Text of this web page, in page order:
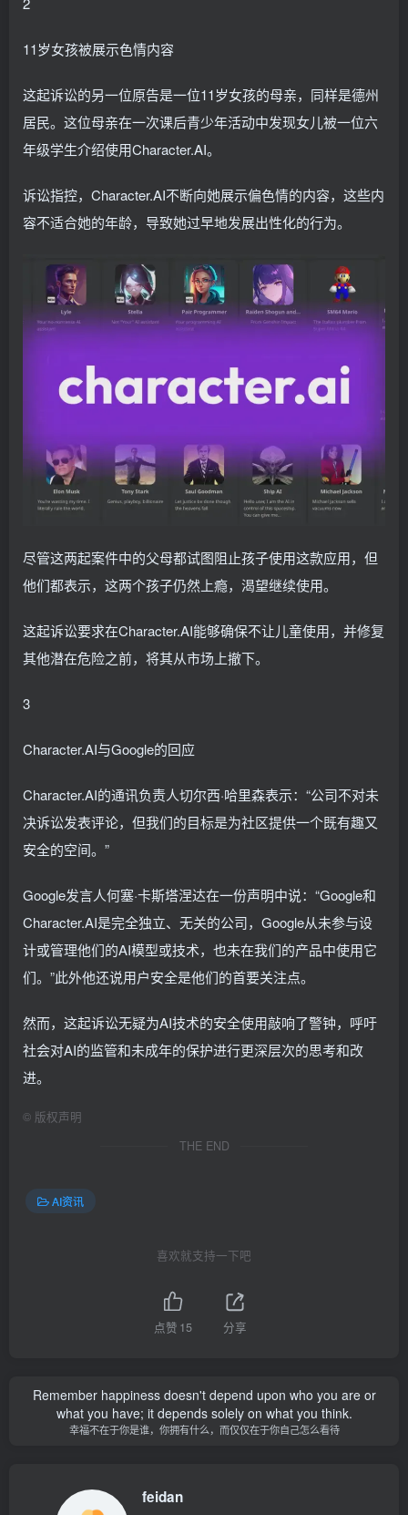
11岁女孩被展示色情内容
这起诉讼的另一位原告是一位11岁女孩的母亲，同样是德州
居民。这位母亲在一次课后青少年活动中发现女儿被一位六
年级学生介绍使用Character.AI。
诉讼指控，Character.AI不断向她展示偏色情的内容，这些内
容不适合她的年龄，导致她过早地发展出性化的行为。
尽管这两起案件中的父母都试图阻止孩子使用这款应用，但
他们都表示，这两个孩子仍然上瘾，渴望继续使用。
这起诉讼要求在Character.AI能够确保不让儿童使用，并修复
其他潜在危险之前，将其从市场上撤下。
3
Character.AI与Google的回应
Character.AI的通讯负责人切尔西·哈里森表示：“公司不对未
决诉讼发表评论，但我们的目标是为社区提供一个既有趣又
安全的空间。”
Google发言人何塞·卡斯塔涅达在一份声明中说：“Google和
Character.AI是完全独立、无关的公司，Google从未参与设
计或管理他们的AI模型或技术，也未在我们的产品中使用它
们。”此外他还说用户安全是他们的首要关注点。
然而，这起诉讼无疑为AI技术的安全使用敲响了警钟，呼吁
社会对AI的监管和未成年的保护进行更深层次的思考和改
进。
© 版权声明
THE END
AI资讯
喜欢就支持一下吧
点赞 15 分享
Remember happiness doesn't depend upon who you are or
what you have; it depends solely on what you think.
幸福不在于你是谁，你拥有什么，而仅仅在于你自己怎么看待
feidan